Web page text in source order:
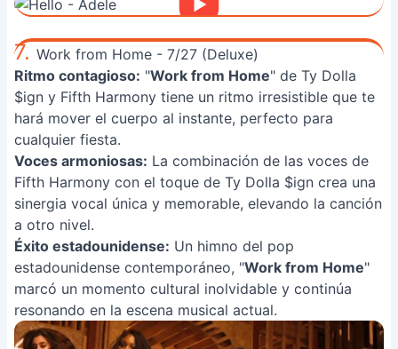
7. Work from Home - 7/27 (Deluxe)
Ritmo contagioso: "Work from Home" de Ty Dolla
$ign y Fifth Harmony tiene un ritmo irresistible que te
hará mover el cuerpo al instante, perfecto para
cualquier fiesta.
Voces armoniosas: La combinación de las voces de
Fifth Harmony con el toque de Ty Dolla $ign crea una
sinergia vocal única y memorable, elevando la canción
a otro nivel.
Éxito estadounidense: Un himno del pop
estadounidense contemporáneo, "Work from Home"
marcó un momento cultural inolvidable y continúa
resonando en la escena musical actual.